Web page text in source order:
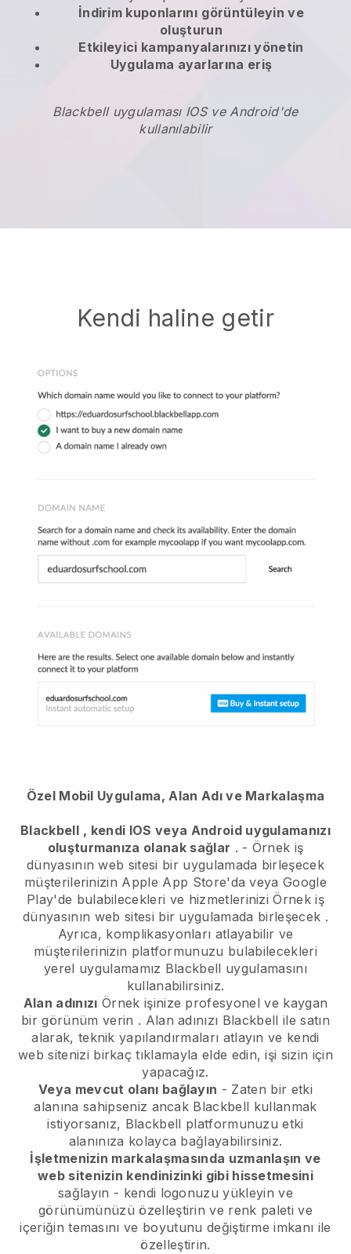
İndirim kuponlarını görüntüleyin ve
oluşturun
Etkileyici kampanyalarınızı yönetin
Uygulama ayarlarına eriş
Blackbell uygulaması IOS ve Android'de
kullanılabilir
Kendi haline getir
Özel Mobil Uygulama, Alan Adı ve Markalaşma
Blackbell , kendi IOS veya Android uygulamanızı
oluşturmanıza olanak sağlar . - Örnek iş
dünyasının web sitesi bir uygulamada birleşecek
müşterilerinizin Apple App Store'da veya Google
Play'de bulabilecekleri ve hizmetleriniziÖrnek iş
dünyasının web sitesi bir uygulamada birleşecek .
Ayrıca, komplikasyonları atlayabilir ve
müşterilerinizin platformunuzu bulabilecekleri
yerel uygulamamız Blackbell uygulamasını
kullanabilirsiniz.
Alan adınızı Örnek işinize profesyonel ve kaygan
bir görünüm verin . Alan adınızı Blackbell ile satın
alarak, teknik yapılandırmaları atlayın ve kendi
web sitenizi birkaç tıklamayla elde edin, işi sizin için
yapacağız.
Veya mevcut olanı bağlayın - Zaten bir etki
alanına sahipseniz ancak Blackbell kullanmak
istiyorsanız, Blackbell platformunuzu etki
alanınıza kolayca bağlayabilirsiniz.
İşletmenizin markalaşmasında uzmanlaşın ve
web sitenizin kendinizinki gibi hissetmesini
sağlayın - kendi logonuzu yükleyin ve
görünümünüzü özelleştirin ve renk paleti ve
içeriğin temasını ve boyutunu değiştirme imkanı ile
özelleştirin.